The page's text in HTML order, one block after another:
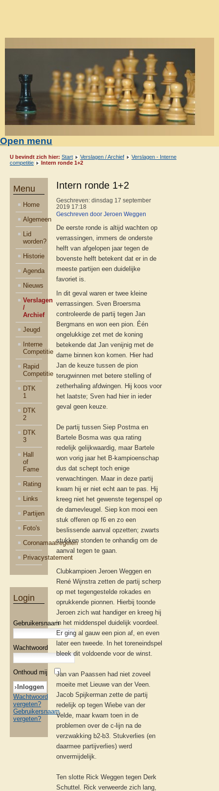
Open menu
U bevindt zich hier: Start Verslagen / Archief
Verslagen - Interne
competitie
Intern ronde 1+2
Menu
Home
Algemeen
Lid
worden?
Historie
Agenda
Nieuws
Verslagen
/
Archief
Jeugd
Interne
Competitie
Rapid
Competitie
DTK
1
DTK
2
DTK
3
Hall
of
Fame
Rating
Links
Partijen
Foto's
Coronamaatregelen
Privacystatement
Login
Gebruikersnaam
Wachtwoord
Onthoud mij
Wachtwoord
vergeten?
Gebruikersnaam
vergeten?
Intern ronde 1+2
Geschreven: dinsdag 17 september
2019 17:18
Geschreven door Jeroen Weggen
De eerste ronde is altijd wachten op
verrassingen, immers de onderste
helft van afgelopen jaar tegen de
bovenste helft betekent dat er in de
meeste partijen een duidelijke
favoriet is.
In dit geval waren er twee kleine
verrassingen. Sven Broersma
controleerde de partij tegen Jan
Bergmans en won een pion. Één
ongelukkige zet met de koning
betekende dat Jan venijnig met de
dame binnen kon komen. Hier had
Jan de keuze tussen de pion
terugwinnen met betere stelling of
zetherhaling afdwingen. Hij koos voor
het laatste; Sven had hier in ieder
geval geen keuze.
De partij tussen Siep Postma en
Bartele Bosma was qua rating
redelijk gelijkwaardig, maar Bartele
won vorig jaar het B-kampioenschap
dus dat schept toch enige
verwachtingen. Maar in deze partij
kwam hij er niet echt aan te pas. Hij
kreeg niet het gewenste tegenspel op
de damevleugel. Siep kon mooi een
stuk offeren op f6 en zo een
beslissende aanval opzetten; zwarts
stukken stonden te onhandig om de
aanval tegen te gaan.
Clubkampioen Jeroen Weggen en
René Wijnstra zetten de partij scherp
op met tegengestelde rokades en
oprukkende pionnen. Hierbij toonde
Jeroen zich wat handiger en kreeg hij
in het middenspel duidelijk voordeel.
Er ging al gauw een pion af, en even
later een tweede. In het toreneindspel
bleek dit voldoende voor de winst.
Jan van Paassen had niet zoveel
moeite met Lieuwe van der Veen.
Jacob Spijkerman zette de partij
redelijk op tegen Wiebe van der
Velde, maar kwam toen in de
problemen over de c-lijn na de
verzwakking b2-b3. Stukverlies (en
daarmee partijverlies) werd
onvermijdelijk.
Ten slotte Rick Weggen tegen Derk
Schuttel. Rick verweerde zich lang,